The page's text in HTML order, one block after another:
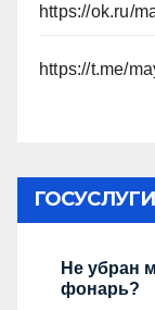
https://ok.ru/
https://t.me/
ГОСУСЛУГИ
Не убран
фонарь?